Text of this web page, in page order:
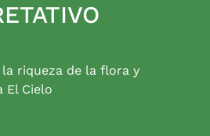
riqueza de la flora y
El Cielo